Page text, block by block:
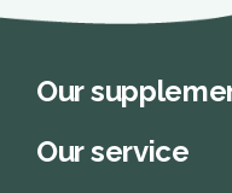
Our
Our service